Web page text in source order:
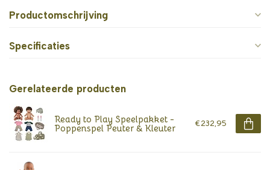
Productomschrijving
Specificaties
Gerelateerde producten
Ready to Play Speelpakket -
Poppenspel Peuter & Kleuter €232,95